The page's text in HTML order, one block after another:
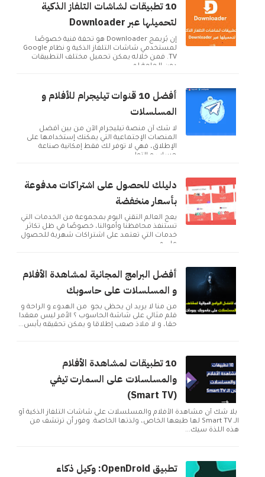
10 تطبيقات لشاشات التلفاز الذكية
لتحميلها عبر Downloader
إن بُريمج Downloader هو تحفة فنية خصوصًا
لمستخدمي شاشات التلفاز الذكية و نظام Google
TV. فمن خلاله يمكن تحميل مختلف التطبيقات
دون الحاجة لم...
أفضل 10 قنوات تيليجرام للأفلام و
المسلسلات
لا شك أن منصة تيليجرام الآن من بين أفضل
المنصات الإجتماعية التي يمكنك إستخدامها على
الإطلاق، فهي لا توفر لك فقط إمكانية صناعة
حساب و التوا...
دليلك للحصول على اشتراكات مدفوعة
بأسعار منخفضة
يعج العالم التقني اليوم بمجموعة من الخدمات التي
تستنفذ محافظنا وأموالنا، خصوصًا في ظل تكاثر
خدمات التي تعتمد على اشتراكات شهرية للحصول
على م...
أفضل البرامج المجانية لمشاهدة الأفلام
و المسلسلات على حاسوبك
من منا لا يريد ان يحظى بجو من الهدوء و الراحة و
فلم مثالي على شاشة الحاسوب ؟ الأمر ليس معقدا
حقا، و لا ملاذ صعب إطلاقا و يمكن تحقيقه بأبس...
10 تطبيقات لمشاهدة الأفلام
والمسلسلات على السمارت تيفي
(Smart TV)
بلا شك أن مشاهدة الأفلام والمسلسلات على شاشات التلفاز الذكية أو
الـ Smart TV لها طبعها الخاص، ولذتها الخاصة. وفور أن ترتشف من
هذه اللذة سيك...
تطبيق OpenDroid: وكيل ذكاء